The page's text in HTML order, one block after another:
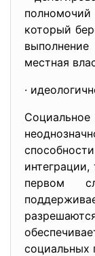
который
местная
·
Социальное
первом
социальных